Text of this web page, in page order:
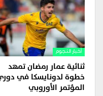
أخبار النجوم
ثنائية عمار رمضان تمهد
خطوة لدونايسكا في دوري
المؤتمر الأوروبي